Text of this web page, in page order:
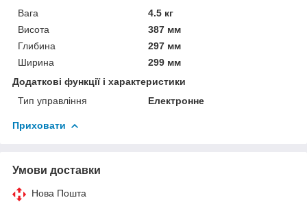
Вага
4.5 кг
Висота
387 мм
Глибина
297 мм
Ширина
299 мм
Додаткові функції і характеристики
Тип управління
Електронне
Приховати
Умови доставки
Нова Пошта